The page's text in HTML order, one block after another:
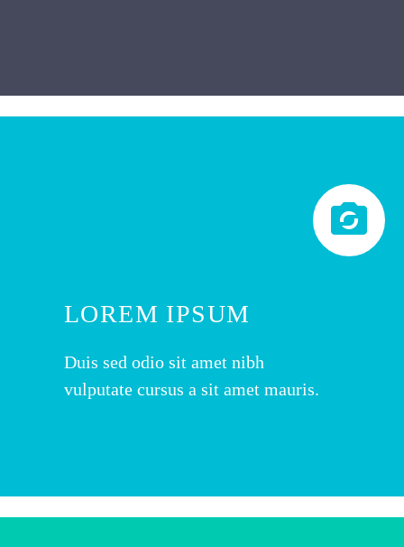


LOREM IPSUM
Duis sed odio sit amet nibh
vulputate cursus a sit amet mauris.